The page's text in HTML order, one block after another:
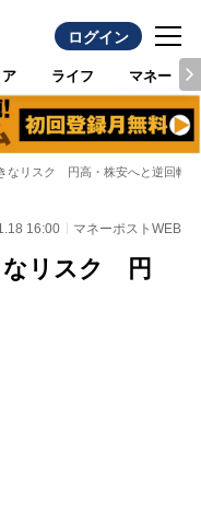
ログイン
ライフ マネー
なリスク 円高・株安へと逆回転も
16:00 マネーポストWEB
なリスク 円